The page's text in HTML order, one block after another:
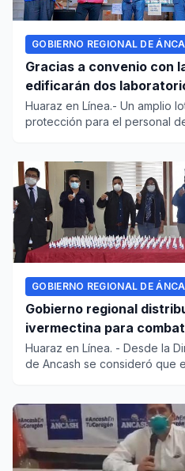
GOBIERNO REGIONAL DE
Gracias a convenio con
edificarán dos
Áncash
Huaraz en Línea.- Un amplio
protección para el personal
GOBIERNO REGIONAL DE
Gobierno regional
ivermectina para
Huaraz en Línea. - Desde la
de Ancash se consideró que